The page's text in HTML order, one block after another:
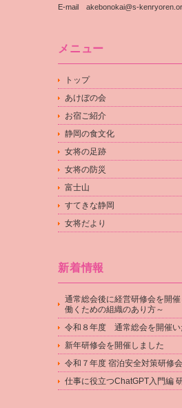
E-mail akebonokai@s-
メニュー
トップ
あけぼの会
お宿ご紹介
静岡の食文化
女将の足跡
女将の防災
富士山
すてきな静岡
女将だより
新着情報
通常総会後に経営研修会を開
働くための組織のあり方～
令和８年度 通常総会を開催い
新年研修会を開催しました
令和７年度 宿泊安全対策研修
仕事に役立つChatGPT入門編